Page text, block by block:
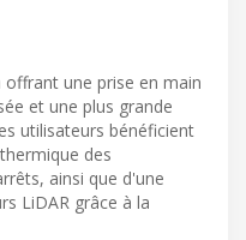
offrant une prise en main
et une plus grande
utilisateurs bénéficient
des
ainsi que d'une
LiDAR grâce à la